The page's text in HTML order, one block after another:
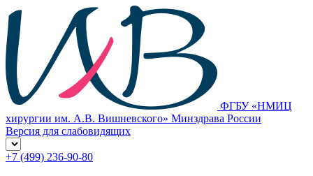
ФГБУ «НМИЦ
хирургии им. А.В. Вишневского» Минздрава России
Версия для слабовидящих
+7 (499) 236-90-80